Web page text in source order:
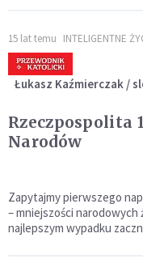
15 lat temu INTELIGENTNE
Łukasz Kaźmierczak /
Rzeczpospolita
Narodów
Zapytajmy pierwszego
– mniejszości narodowych
najlepszym wypadku